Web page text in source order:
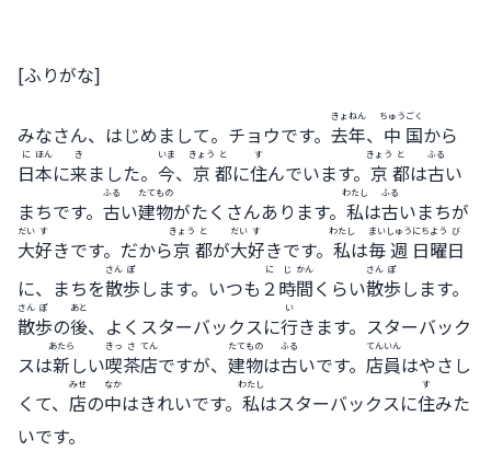
[ふりがな]
みなさん、はじめまして。チョウです。 去年
きょねん
、 中
ちゅう
国
ごく
から
日
に
本
ほん
に来
き
ました。 今
いま
、 京
きょう
都
と
に住
す
んでいます。 京
きょう
都
と
は古
ふる
い
まちです。 古
ふる
い建物
たてもの
がたくさんあります。 私
わたし
は古
ふる
いまちが
大
だい
好
す
きです。だから京
きょう
都
と
が大
だい
好
す
きです。 私
わたし
は毎
まい
週
しゅう
日
にち
曜
よう
日
び
に、まちを散
さん
歩
ぽ
します。いつも ２
に
時
じ
間
かん
くらい散
さん
歩
ぽ
します。
散
さん
歩
ぽ
の後
あと
、よくスターバックスに行
い
きます。スターバック
スは新
あたら
しい喫
きっ
茶
さ
店
てん
ですが、 建物
たてもの
は古
ふる
いです。 店員
てんいん
はやさし
くて、 店
みせ
の中
なか
はきれいです。 私
わたし
はスターバックスに住
す
みた
いです。